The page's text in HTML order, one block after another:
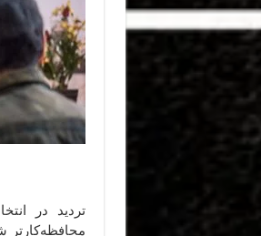
تردید در
محافظه‌کارتر